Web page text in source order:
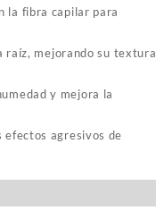
la fibra capilar para
raíz, mejorando su textura
y mejora la
agresivos de